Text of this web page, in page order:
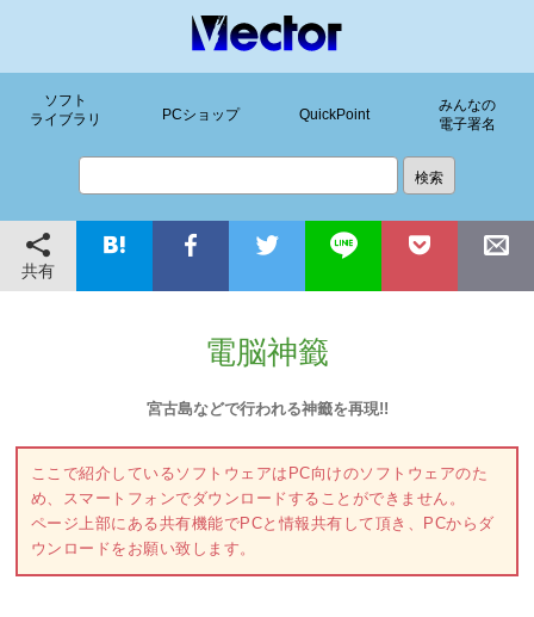
ソフト
ライブラリ
PCショップ QuickPoint
みんなの
電子署名
共有
電脳神籤
宮古島などで行われる神籤を再現!!
ここで紹介しているソフトウェアはPC向けのソフトウェアのた
め、スマートフォンでダウンロードすることができません。
ページ上部にある共有機能でPCと情報共有して頂き、PCからダ
ウンロードをお願い致します。